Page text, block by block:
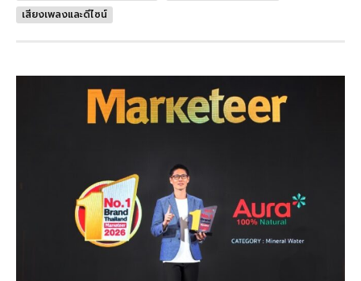
เสียงเพลงและดีไซน์